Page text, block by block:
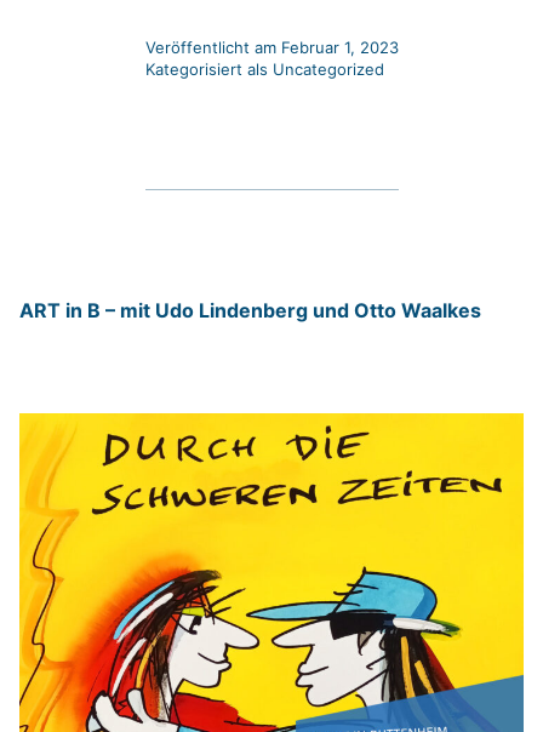
ART in B – mit Udo Lindenberg und Otto Waalkes
Veröffentlicht am Februar 1, 2023
Kategorisiert als Uncategorized